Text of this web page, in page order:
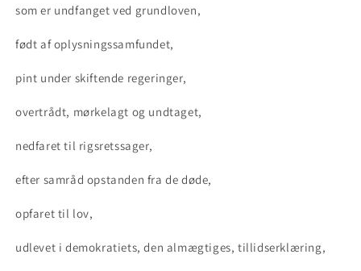
som er undfanget ved grundloven,
født af oplysningssamfundet,
pint under skiftende regeringer,
overtrådt, mørkelagt og undtaget,
nedfaret til rigsretssager,
efter samråd opstanden fra de døde,
opfaret til lov,
udlevet i demokratiets, den almægtiges, tillidserklæring,